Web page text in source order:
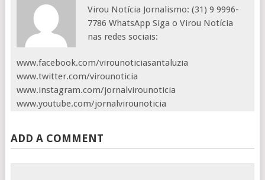
Virou Notícia Jornalismo: (31) 9 9996-
7786 WhatsApp Siga o Virou Notícia
nas redes sociais:
www.facebook.com/virounoticiasantaluzia
www.twitter.com/virounoticia
www.instagram.com/jornalvirounoticia
www.youtube.com/jornalvirounoticia
ADD A COMMENT